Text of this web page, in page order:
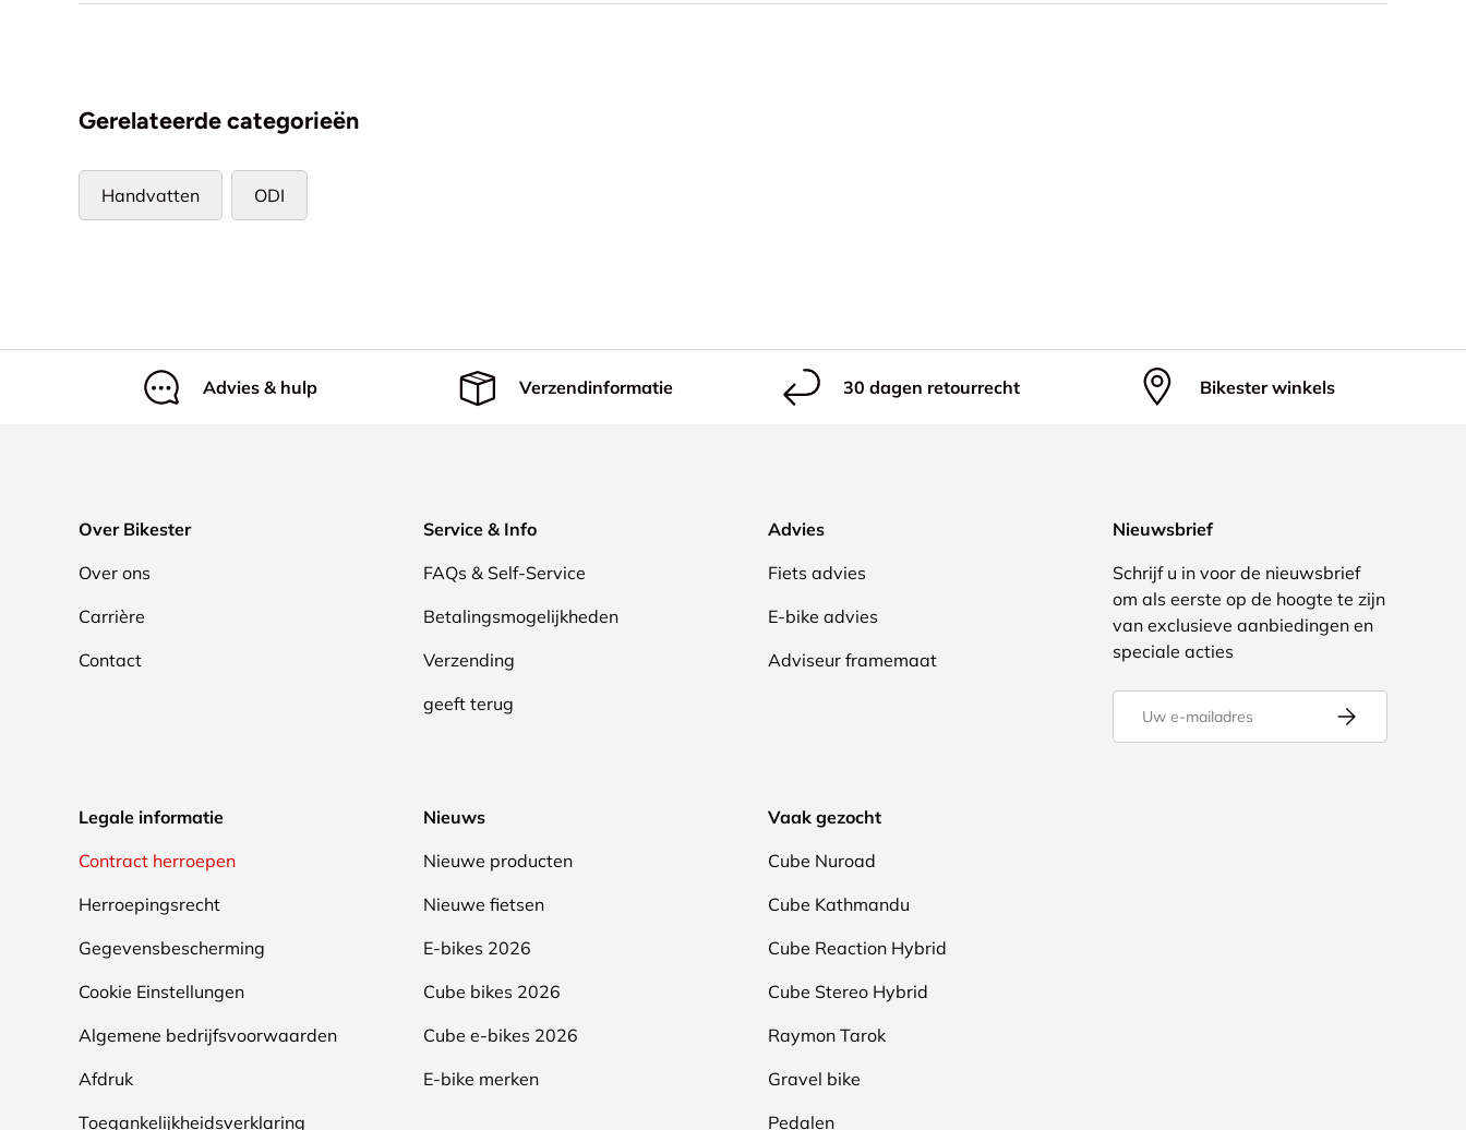
Gerelateerde categorieën
Handvatten ODI
Advies & hulp Verzendinformatie 30 dagen retourrecht Bikester winkels
Over Bikester
Over ons
Carrière
Contact
Service & Info
FAQs & Self-Service
Betalingsmogelijkheden
Verzending
geeft terug
Advies
Fiets advies
E-bike advies
Adviseur framemaat
Nieuwsbrief
Schrijf u in voor de nieuwsbrief
om als eerste op de hoogte te zijn
van exclusieve aanbiedingen en
speciale acties
Abonneer
Legale informatie
Contract herroepen
Herroepingsrecht
Gegevensbescherming
Cookie Einstellungen
Algemene bedrijfsvoorwaarden
Afdruk
Toegankelijkheidsverklaring
Nieuws
Nieuwe producten
Nieuwe fietsen
E-bikes 2026
Cube bikes 2026
Cube e-bikes 2026
E-bike merken
Vaak gezocht
Cube Nuroad
Cube Kathmandu
Cube Reaction Hybrid
Cube Stereo Hybrid
Raymon Tarok
Gravel bike
Pedalen